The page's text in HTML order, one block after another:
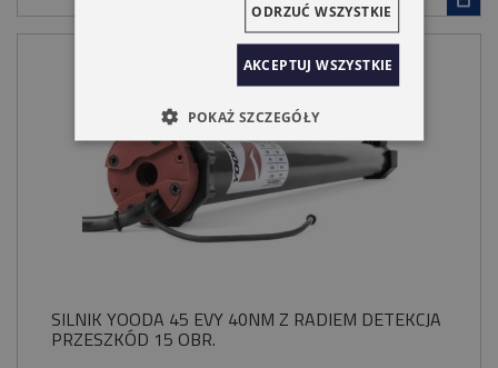
SILNIK YOODA 45 EVY 40NM Z RADIEM DETEKCJA
PRZESZKÓD 15 OBR.
AKCEPTUJ WSZYSTKIE
ODRZUĆ WSZYSTKIE
POKAŻ SZCZEGÓŁY